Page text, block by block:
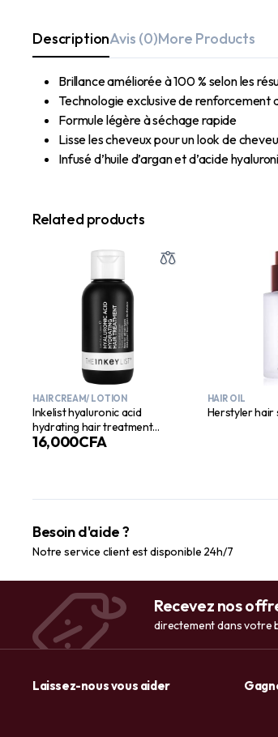
DescriptionAvis (0)More Products
Brillance améliorée à 100 % selon les
Technologie exclusive de renforcement
Formule légère à séchage rapide
Lisse les cheveux pour un look de
Infusé d’huile d’argan et d’acide
Related products
HAIR CREAM/ LOTION
Inkelist hyaluronic acid
hydrating hair treatment
100ml
16,000CFA
HAIR OIL
Herstyler hair
Besoin d'aide ?
Notre service client est disponible 24h/7
Recevez nos
directement dans votre
Laissez-nous vous aider